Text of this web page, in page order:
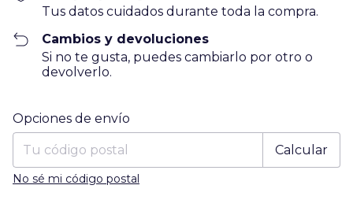
Tus datos cuidados durante toda la compra.
Cambios y devoluciones
Si no te gusta, puedes cambiarlo por otro o
devolverlo.
Entregas para el CP:
Opciones de envío
Calcular
No sé mi código postal